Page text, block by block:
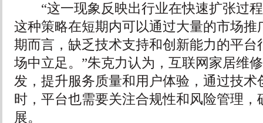
“这一现象反映出行业在快速扩张过程
这种策略在短期内可以通过大量的市场推
期而言，缺乏技术支持和创新能力的平台
场中立足。”朱克力认为，互联网家居维
发，提升服务质量和用户体验，通过技术
时，平台也需要关注合规性和风险管理，
展。